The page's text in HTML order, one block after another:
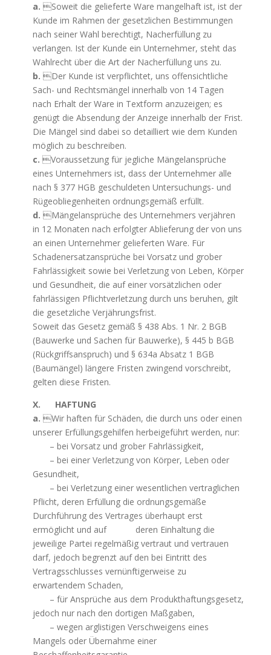
a. Soweit die gelieferte Ware mangelhaft ist, ist der
Kunde im Rahmen der gesetzlichen Bestimmungen
nach seiner Wahl berechtigt, Nacherfüllung zu
verlangen. Ist der Kunde ein Unternehmer, steht das
Wahlrecht über die Art der Nacherfüllung uns zu.
b. Der Kunde ist verpflichtet, uns offensichtliche
Sach- und Rechtsmängel innerhalb von 14 Tagen
nach Erhalt der Ware in Textform anzuzeigen; es
genügt die Absendung der Anzeige innerhalb der Frist.
Die Mängel sind dabei so detailliert wie dem Kunden
möglich zu beschreiben.
c. Voraussetzung für jegliche Mängelansprüche
eines Unternehmers ist, dass der Unternehmer alle
nach § 377 HGB geschuldeten Untersuchungs- und
Rügeobliegenheiten ordnungsgemäß erfüllt.
d. Mängelansprüche des Unternehmers verjähren
in 12 Monaten nach erfolgter Ablieferung der von uns
an einen Unternehmer gelieferten Ware. Für
Schadenersatzansprüche bei Vorsatz und grober
Fahrlässigkeit sowie bei Verletzung von Leben, Körper
und Gesundheit, die auf einer vorsätzlichen oder
fahrlässigen Pflichtverletzung durch uns beruhen, gilt
die gesetzliche Verjährungsfrist.
Soweit das Gesetz gemäß § 438 Abs. 1 Nr. 2 BGB
(Bauwerke und Sachen für Bauwerke), § 445 b BGB
(Rückgriffsanspruch) und § 634a Absatz 1 BGB
(Baumängel) längere Fristen zwingend vorschreibt,
gelten diese Fristen.
X. HAFTUNG
a. Wir haften für Schäden, die durch uns oder einen
unserer Erfüllungsgehilfen herbeigeführt werden, nur:
– bei Vorsatz und grober Fahrlässigkeit,
– bei einer Verletzung von Körper, Leben oder
Gesundheit,
– bei Verletzung einer wesentlichen vertraglichen
Pflicht, deren Erfüllung die ordnungsgemäße
Durchführung des Vertrages überhaupt erst
ermöglicht und auf deren Einhaltung die
jeweilige Partei regelmäßig vertraut und vertrauen
darf, jedoch begrenzt auf den bei Eintritt des
Vertragsschlusses vernünftigerweise zu
erwartendem Schaden,
– für Ansprüche aus dem Produkthaftungsgesetz,
jedoch nur nach den dortigen Maßgaben,
– wegen arglistigen Verschweigens eines
Mangels oder Übernahme einer